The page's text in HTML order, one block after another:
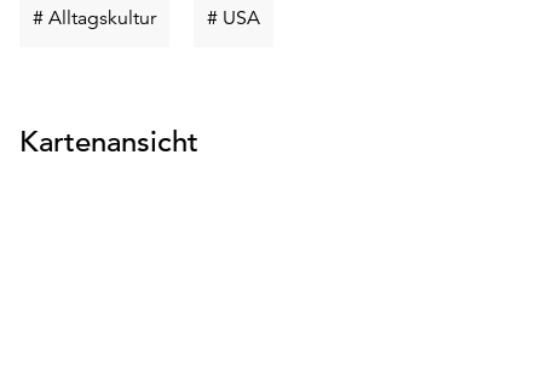
# AlltagskulturSchlüsselwort
# USASchlüsselwort
Kartenansicht